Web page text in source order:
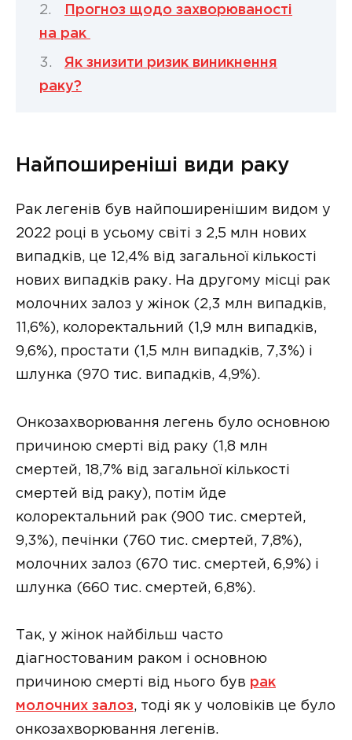
Прогноз щодо захворюваності
на рак
Як знизити ризик виникнення
раку?
Найпоширеніші види раку
Рак легенів був найпоширенішим видом у
2022 році в усьому світі з 2,5 млн нових
випадків, це 12,4% від загальної кількості
нових випадків раку. На другому місці рак
молочних залоз у жінок (2,3 млн випадків,
11,6%), колоректальний (1,9 млн випадків,
9,6%), простати (1,5 млн випадків, 7,3%) і
шлунка (970 тис. випадків, 4,9%).
Онкозахворювання легень було основною
причиною смерті від раку (1,8 млн
смертей, 18,7% від загальної кількості
смертей від раку), потім йде
колоректальний рак (900 тис. смертей,
9,3%), печінки (760 тис. смертей, 7,8%),
молочних залоз (670 тис. смертей, 6,9%) і
шлунка (660 тис. смертей, 6,8%).
Так, у жінок найбільш часто
діагностованим раком і основною
причиною смерті від нього був рак
молочних залоз, тоді як у чоловіків це було
онкозахворювання легенів.